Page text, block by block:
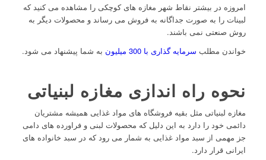
امروزه در بیشتر نقاط شهر مغازه های کوچکی را مشاهده می کنید که
لبینات را به صورت جداگانه به فروش می رساند و محصولات دیگر به
روش صنعتی نمی باشند.
خواندن مطلب سرمایه گذاری با 300 میلیون به شما پیشنهاد می شود.
نحوه راه اندازی مغازه لبنیاتی
مغازه لبنیاتی مثل بقیه فروشگاه های مواد غذایی همیشه مشتریان
دائمی خود را دارد به این دلیل که محصولات لبنی و فراورده های دامی
جز مهمی از سبد مواد غذایی به شمار می رود که در سبد خانواده های
ایرانی قرار دارد.